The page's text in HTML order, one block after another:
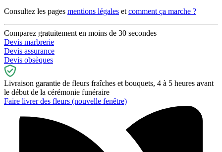
Consultez les pages mentions légales et comment ça marche ?
Comparez gratuitement en moins de 30 secondes
Devis marbrerie
Devis assurance
Devis obsèques
Livraison garantie de fleurs fraîches et bouquets, 4 à 5 heures avant
le début de la cérémonie funéraire
Faire livrer des fleurs (nouvelle fenêtre)